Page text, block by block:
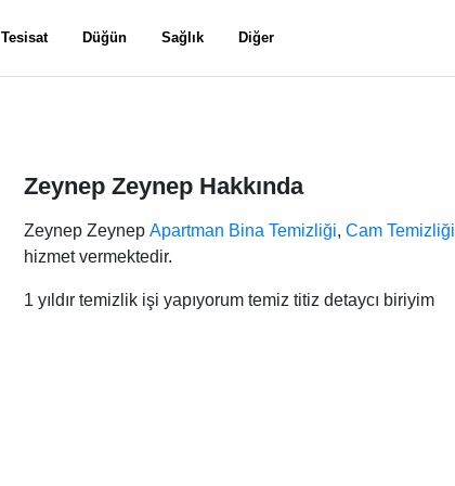
Tesisat Düğün Sağlık Diğer
Zeynep Zeynep Hakkında
Zeynep Zeynep Apartman Bina Temizliği, Cam Temizliği
hizmet vermektedir.
1 yıldır temizlik işi yapıyorum temiz titiz detaycı biriyim